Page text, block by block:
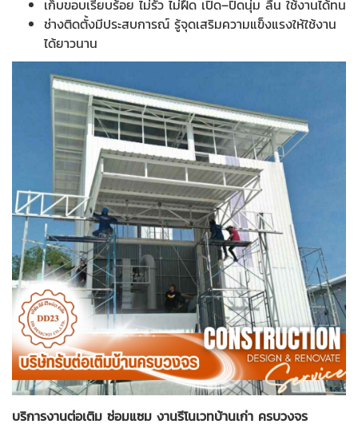
เก็บขอบเรียบร้อย ไม่รั่ว ไม่ฝืด เปิด–ปิดนุ่ม ลื่น ใช้งานได้ทน
ช่างติดตั้งมีประสบการณ์ รู้จุดเสริมความแข็งแรงให้ใช้งาน
ได้ยาวนาน
บริการงานต่อเติม ซ่อมแซม งานรีโนเวทบ้านเก่า ครบวงจร